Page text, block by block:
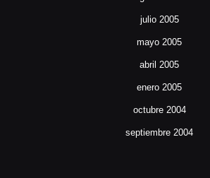
julio 2005
mayo 2005
abril 2005
enero 2005
octubre 2004
septiembre 2004